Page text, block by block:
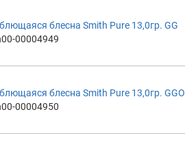
блесна Smith Pure 13,0гр. GG
00004949
блесна Smith Pure 13,0гр. GGO
00004950